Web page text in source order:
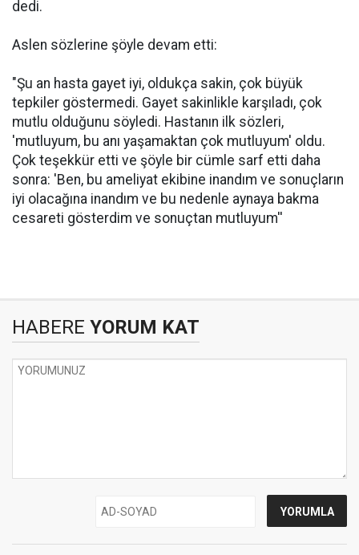
dedi.
Aslen sözlerine şöyle devam etti:
"Şu an hasta gayet iyi, oldukça sakin, çok büyük
tepkiler göstermedi. Gayet sakinlikle karşıladı, çok
mutlu olduğunu söyledi. Hastanın ilk sözleri,
'mutluyum, bu anı yaşamaktan çok mutluyum' oldu.
Çok teşekkür etti ve şöyle bir cümle sarf etti daha
sonra: 'Ben, bu ameliyat ekibine inandım ve sonuçların
iyi olacağına inandım ve bu nedenle aynaya bakma
cesareti gösterdim ve sonuçtan mutluyum''
HABERE YORUM KAT